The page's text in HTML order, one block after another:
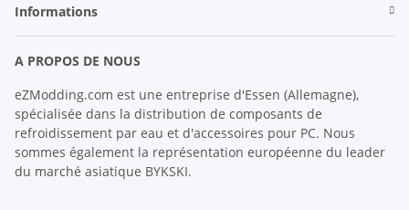
Informations
A PROPOS DE NOUS
eZModding.com est une entreprise d'Essen (Allemagne),
spécialisée dans la distribution de composants de
refroidissement par eau et d'accessoires pour PC. Nous
sommes également la représentation européenne du leader
du marché asiatique BYKSKI.